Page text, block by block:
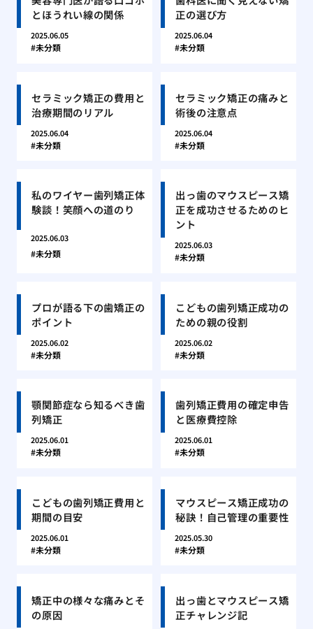
とほうれい線の関係
2025.06.05
未分類
正の選び方
2025.06.04
未分類
セラミック矯正の費用と
治療期間のリアル
2025.06.04
未分類
セラミック矯正の痛みと
術後の注意点
2025.06.04
未分類
私のワイヤー歯列矯正体
験談！笑顔への道のり
2025.06.03
未分類
出っ歯のマウスピース矯
正を成功させるためのヒ
ント
2025.06.03
未分類
プロが語る下の歯矯正の
ポイント
2025.06.02
未分類
こどもの歯列矯正成功の
ための親の役割
2025.06.02
未分類
顎関節症なら知るべき歯
列矯正
2025.06.01
未分類
歯列矯正費用の確定申告
と医療費控除
2025.06.01
未分類
こどもの歯列矯正費用と
期間の目安
2025.06.01
未分類
マウスピース矯正成功の
秘訣！自己管理の重要性
2025.05.30
未分類
矯正中の様々な痛みとそ
の原因
出っ歯とマウスピース矯
正チャレンジ記